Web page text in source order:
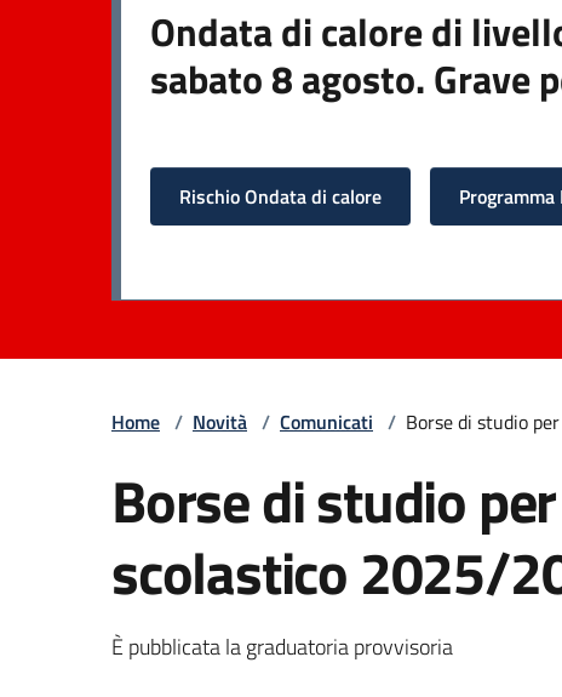
Ondata di calore di
sabato 8 agosto. Grave
Rischio Ondata di calore
Home / Novità / Comunicati / Borse di studio
Borse di studio
scolastico 2025/
È pubblicata la graduatoria provvisoria